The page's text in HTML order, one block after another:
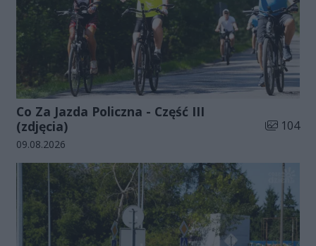
Co Za Jazda Policzna - Część III
(zdjęcia)
Liczba
104
Data dodania galerii:
09.08.2026